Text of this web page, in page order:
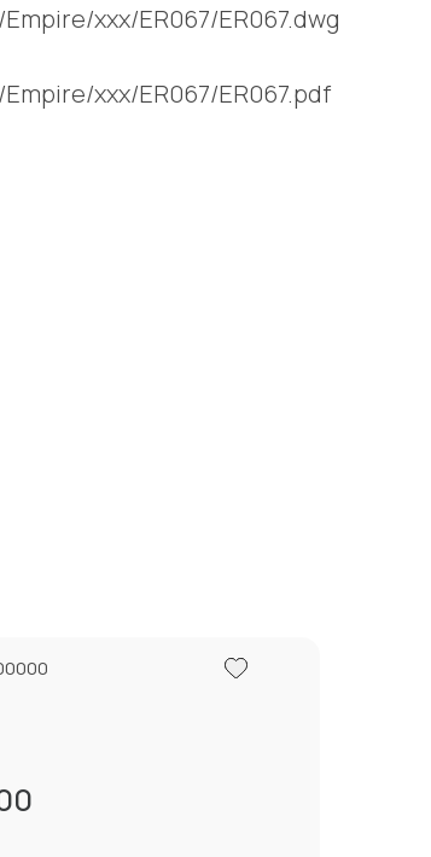
xxx/ER067/ER067.dwg
xxx/ER067/ER067.pdf